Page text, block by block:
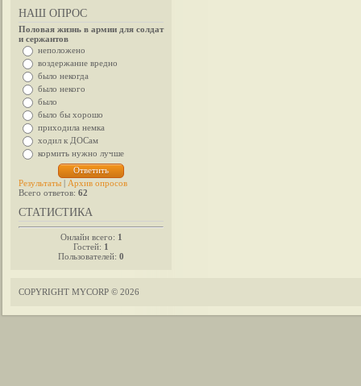
НАШ ОПРОС
Половая жизнь в армии для солдат
и сержантов
неположено
воздержание вредно
было некогда
было некого
было
было бы хорошо
приходила немка
ходил к ДОСам
кормить нужно лучше
Результаты | Архив опросов
Всего ответов: 62
СТАТИСТИКА
Онлайн всего: 1
Гостей: 1
Пользователей: 0
COPYRIGHT MYCORP © 2026